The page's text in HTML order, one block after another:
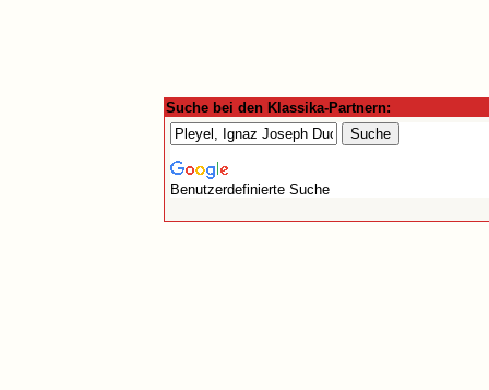
Suche bei den Klassika-Partnern:
Benutzerdefinierte Suche